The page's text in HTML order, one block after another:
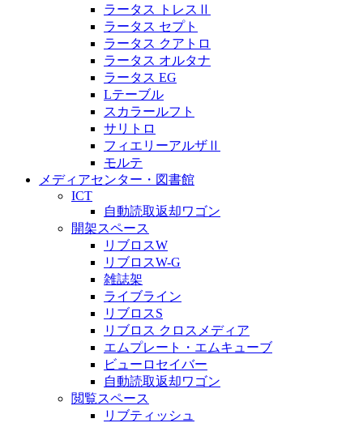
ラータス トレスⅡ
ラータス セプト
ラータス クアトロ
ラータス オルタナ
ラータス EG
Lテーブル
スカラールフト
サリトロ
フィエリーアルザⅡ
モルテ
メディアセンター・図書館
ICT
自動読取返却ワゴン
開架スペース
リブロスW
リブロスW-G
雑誌架
ライブライン
リブロスS
リブロス クロスメディア
エムプレート・エムキューブ
ビューロセイバー
自動読取返却ワゴン
閲覧スペース
リブティッシュ